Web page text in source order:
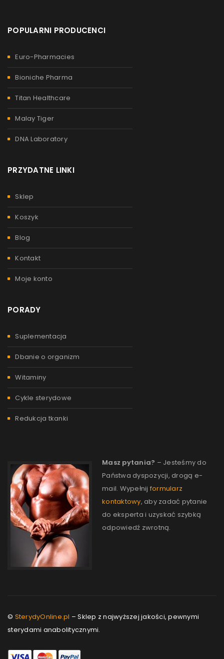
POPULARNI PRODUCENCI
Euro-Pharmacies
Bioniche Pharma
Titan Healthcare
Malay Tiger
DNA Laboratory
PRZYDATNE LINKI
Sklep
Koszyk
Blog
Kontakt
Moje konto
PORADY
Suplementacja
Dbanie o organizm
Witaminy
Cykle sterydowe
Redukcja tkanki
Masz pytania? – Jesteśmy do
Państwa dyspozycji, drogą e-
mail. Wypełnijformularz
kontaktowy, aby zadać pytanie
do eksperta i uzyskać szybką
odpowiedź zwrotną.
© SterydyOnline.pl – Sklep z najwyższej jakości, pewnymi
sterydami anabolitycznymi.